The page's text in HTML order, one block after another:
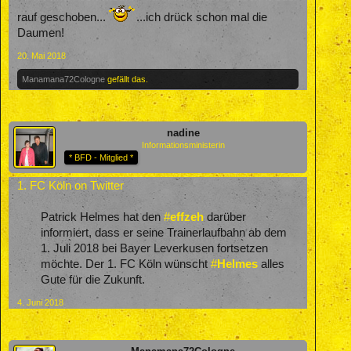
rauf geschoben...
...ich drück schon mal die
Daumen!
20. Mai 2018
Manamana72Cologne gefällt das.
nadine
Informationsministerin
* BFD - Mitglied *
1. FC Köln on Twitter
Patrick Helmes hat den #effzeh darüber
informiert, dass er seine Trainerlaufbahn ab dem
1. Juli 2018 bei Bayer Leverkusen fortsetzen
möchte. Der 1. FC Köln wünscht #Helmes alles
Gute für die Zukunft. ​
4. Juni 2018